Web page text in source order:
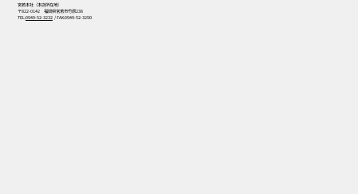
宮若本社（本店所在地）
〒822-0142 福岡県宮若市竹原236
TEL:0949-52-3232/ FAX:0949-52-3290